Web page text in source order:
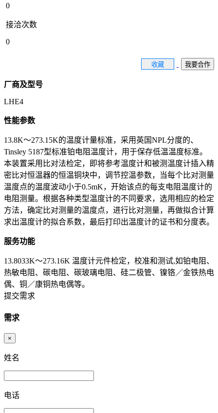
0
接洽次数
0
收藏 我要合作
厂商及型号
LHE4
性能参数
13.8K～273.15K的温度计量标准，采用英国NPL分度的、
Tinsley 5187型标准铂电阻温度计，用于保存低温温度标准。
本装置采用比对法检定，即将参考温度计和被测温度计插入精
密比对恒温器的恒温铜块中，调节控温参数，当每个比对测量
温度点的温度波动小于0.5mK，开始该点的每支电阻温度计的
电阻测量。根据各种类型温度计的不同要求，选用相应的检定
方法，确定比对测量的温度点，进行比对测量，再做拟合计算
求出温度计的拟合系数，最后打印出温度计的证书和分度表。
服务功能
13.8033K～273.16K 温度计元件检定，校准和测试,如铂电阻、
热敏电阻、碳电阻、碳玻璃电阻、硅二极管、镍铬／金铁热电
偶、铜／康铜热电偶等。
提交需求
需求
×
姓名
电话